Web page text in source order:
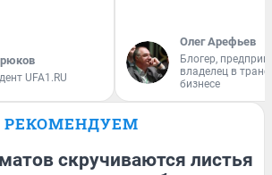
UFA1.RU
Олег Арефьев
Блогер,
владелец в
бизнесе
РЕКОМЕНДУЕМ
скручиваются листья